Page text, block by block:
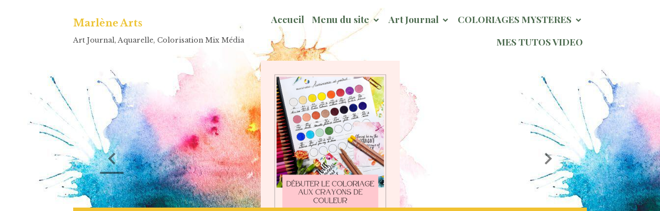
Marlène Arts
Art Journal, Aquarelle, Colorisation Mix Média
Accueil Menu du site Art Journal
COLORIAGES MYSTERES
MES TUTOS VIDEO